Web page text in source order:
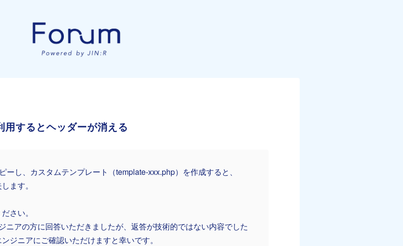
するとヘッダーが消える
ーし、カスタムテンプレート（template-xxx.php）を作成すると、
ます。
さい。
ニアの方に回答いただきましたが、返答が技術的ではない内容でした
ジニアにご確認いただけますと幸いです。